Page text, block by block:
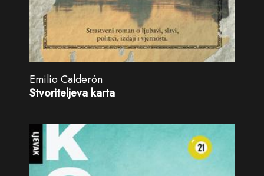
Emilio Calderón
Stvoriteljeva karta